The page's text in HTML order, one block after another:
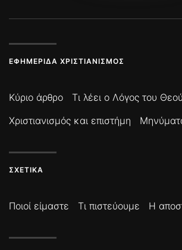
ΕΦΗΜΕΡΊΔΑ ΧΡΙΣΤΙΑΝΙΣΜΌΣ
Κύριο άρθρο Τι λέει ο Λόγος του Θεού
Χριστιανισμός και επιστήμη
ΣΧΕΤΙΚΆ
Ποιοί είμαστε Τι πιστεύουμε Η